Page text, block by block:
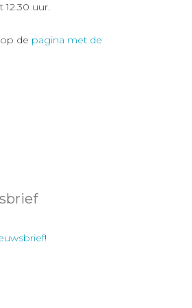
uur.
de pagina met de
!